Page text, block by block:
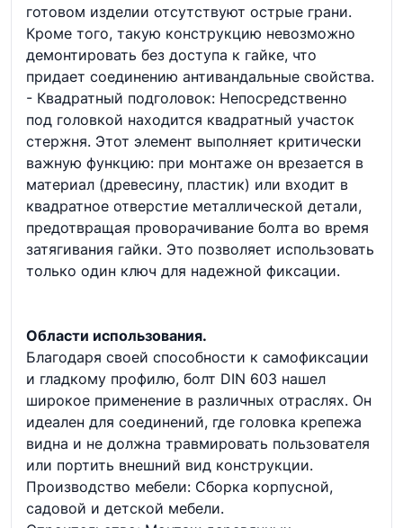
готовом изделии отсутствуют острые грани.
Кроме того, такую конструкцию невозможно
демонтировать без доступа к гайке, что
придает соединению антивандальные свойства.
- Квадратный подголовок: Непосредственно
под головкой находится квадратный участок
стержня. Этот элемент выполняет критически
важную функцию: при монтаже он врезается в
материал (древесину, пластик) или входит в
квадратное отверстие металлической детали,
предотвращая проворачивание болта во время
затягивания гайки. Это позволяет использовать
только один ключ для надежной фиксации.
Области использования.
Благодаря своей способности к самофиксации
и гладкому профилю, болт DIN 603 нашел
широкое применение в различных отраслях. Он
идеален для соединений, где головка крепежа
видна и не должна травмировать пользователя
или портить внешний вид конструкции.
Производство мебели: Сборка корпусной,
садовой и детской мебели.